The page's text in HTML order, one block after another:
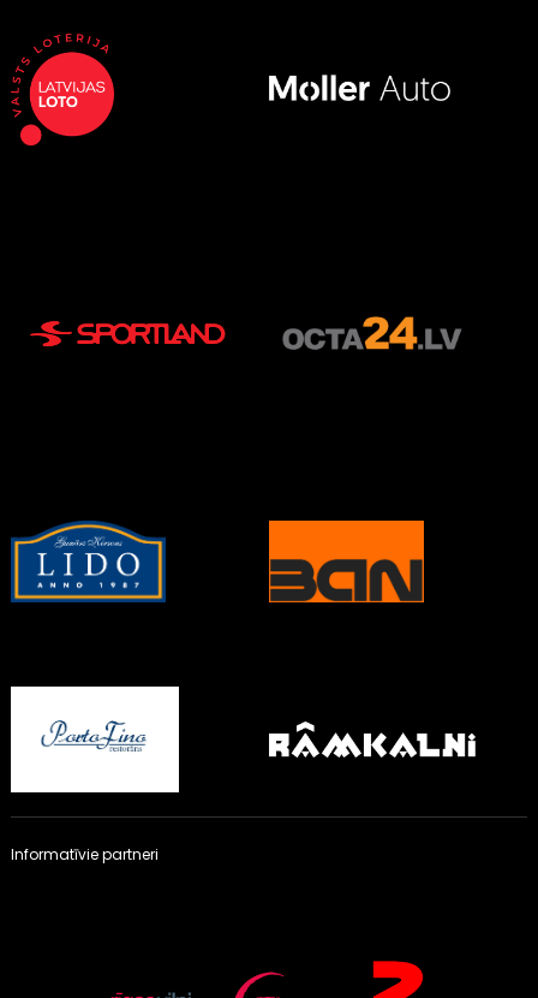
Informatīvie partneri